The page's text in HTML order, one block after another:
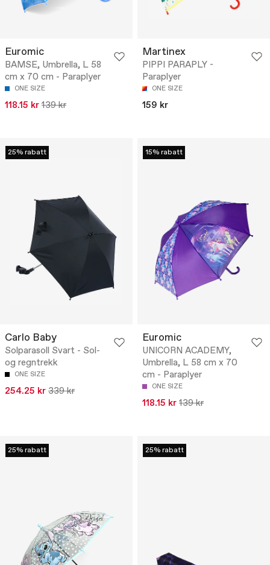
Euromic
BAMSE, Umbrella, L 58
cm x 70 cm - Paraplyer
ONE SIZE
118.15 kr 139 kr
Martinex
PIPPI PARAPLY -
Paraplyer
ONE SIZE
159 kr
25% rabatt
Carlo Baby
Solparasoll Svart - Sol-
og regntrekk
ONE SIZE
254.25 kr 339 kr
15% rabatt
Euromic
UNICORN ACADEMY,
Umbrella, L 58 cm x 70
cm - Paraplyer
ONE SIZE
118.15 kr 139 kr
25% rabatt 25% rabatt